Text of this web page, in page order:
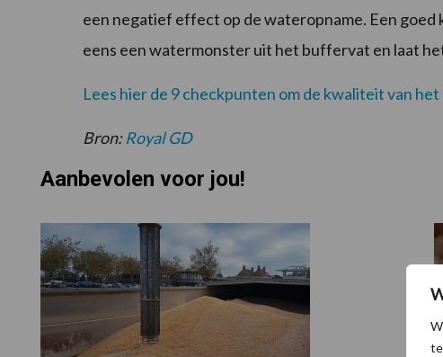
een negatief effect op de wateropname. Een
eens een watermonster uit het buffervat en laat
Lees hier de 9 checkpunten om de kwaliteit van
Bron:Royal GD
Aanbevolen voor jou!